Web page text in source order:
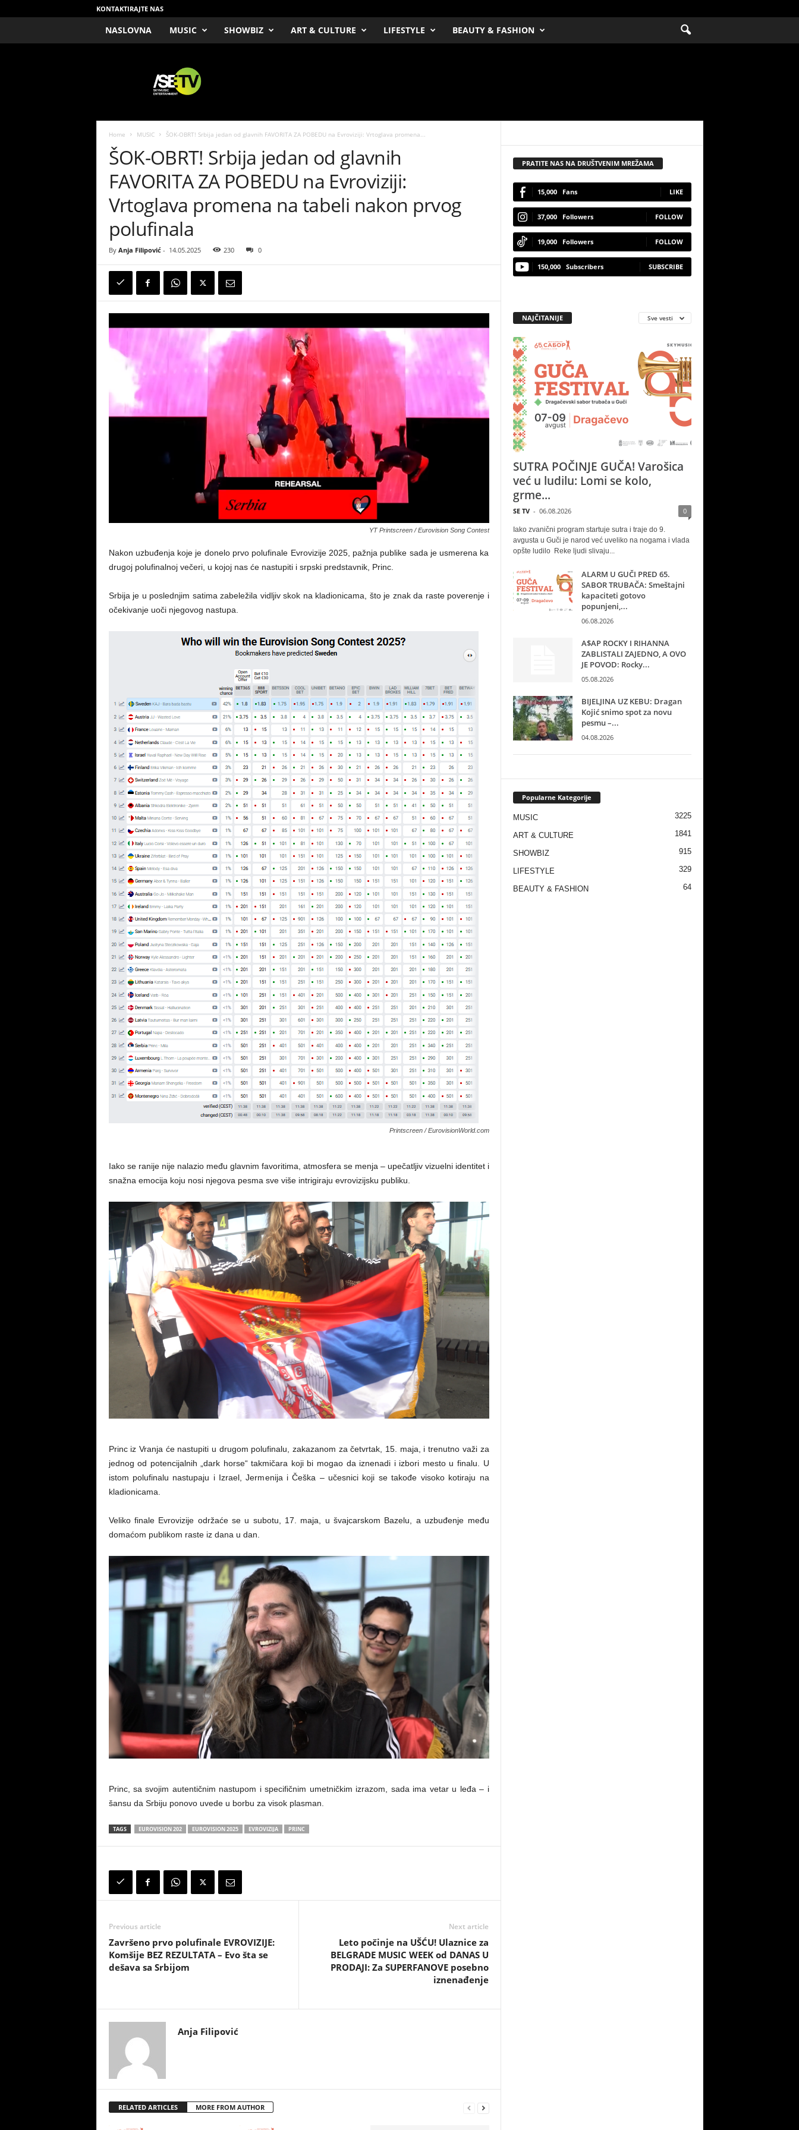
KONTAKTIRAJTE NAS
NASLOVNA MUSIC SHOWBIZ ART & CULTURE LIFESTYLE BEAUTY & FASHION
Home MUSIC ŠOK-OBRT! Srbija jedan od glavnih FAVORITA ZA POBEDU na Evroviziji: Vrtoglava promena...
ŠOK-OBRT! Srbija jedan od glavnih
FAVORITA ZA POBEDU na Evroviziji:
Vrtoglava promena na tabeli nakon prvog
polufinala
By Anja Filipović- 14.05.2025 230 0
YT Printscreen / Eurovision Song Contest
Nakon uzbuđenja koje je donelo prvo polufinale Evrovizije 2025, pažnja publike sada je usmerena ka
drugoj polufinalnoj večeri, u kojoj nas će nastupiti i srpski predstavnik, Princ.
Srbija je u poslednjim satima zabeležila vidljiv skok na kladionicama, što je znak da raste poverenje i
očekivanje uoči njegovog nastupa.
Printscreen / EurovisionWorld.com
Iako se ranije nije nalazio među glavnim favoritima, atmosfera se menja – upečatljiv vizuelni identitet i
snažna emocija koju nosi njegova pesma sve više intrigiraju evrovizijsku publiku.
Princ iz Vranja će nastupiti u drugom polufinalu, zakazanom za četvrtak, 15. maja, i trenutno važi za
jednog od potencijalnih „dark horse“ takmičara koji bi mogao da iznenadi i izbori mesto u finalu. U
istom polufinalu nastupaju i Izrael, Jermenija i Češka – učesnici koji se takođe visoko kotiraju na
kladionicama.
Veliko finale Evrovizije održaće se u subotu, 17. maja, u švajcarskom Bazelu, a uzbuđenje među
domaćom publikom raste iz dana u dan.
Princ, sa svojim autentičnim nastupom i specifičnim umetničkim izrazom, sada ima vetar u leđa – i
šansu da Srbiju ponovo uvede u borbu za visok plasman.
TAGS EUROVISION 202 EUROVISION 2025 EVROVIZIJA PRINC
Previous article
Završeno prvo polufinale EVROVIZIJE:
Komšije BEZ REZULTATA – Evo šta se
dešava sa Srbijom
Next article
Leto počinje na UŠĆU! Ulaznice za
BELGRADE MUSIC WEEK od DANAS U
PRODAJI: Za SUPERFANOVE posebno
iznenađenje
Anja Filipović
RELATED ARTICLES MORE FROM AUTHOR
PRATITE NAS NA DRUŠTVENIM MREŽAMA
15,000 Fans LIKE
37,000 Followers FOLLOW
19,000 Followers FOLLOW
150,000 Subscribers SUBSCRIBE
NAJČITANIJE Sve vesti
SUTRA POČINJE GUČA! Varošica
već u ludilu: Lomi se kolo,
grme...
SE TV - 06.08.2026 0
Iako zvanični program startuje sutra i traje do 9.
avgusta u Guči je narod već uveliko na nogama i vlada
opšte ludilo Reke ljudi slivaju...
ALARM U GUČI PRED 65.
SABOR TRUBAČA: Smeštajni
kapaciteti gotovo
popunjeni,...
06.08.2026
A$AP ROCKY I RIHANNA
ZABLISTALI ZAJEDNO, A OVO
JE POVOD: Rocky...
05.08.2026
BIJELJINA UZ KEBU: Dragan
Kojić snimo spot za novu
pesmu –...
04.08.2026
Popularne Kategorije
MUSIC 3225
ART & CULTURE 1841
SHOWBIZ 915
LIFESTYLE 329
BEAUTY & FASHION 64